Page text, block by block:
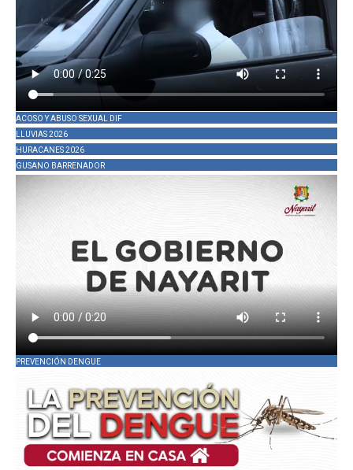
ACOSO Y ABUSO SEXUAL DIF
LLUVIAS 2026
HURACANES 2026
GUSANO BARRENADOR
PREVENCIÓN DENGUE